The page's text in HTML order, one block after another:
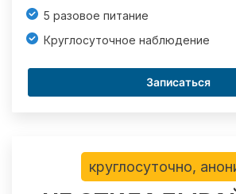
5 разовое питание
Круглосуточное наблюдение
Записаться
круглосуточно,